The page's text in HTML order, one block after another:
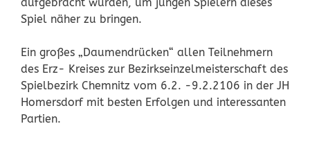
Spiel näher zu bringen.
Ein großes „Daumendrücken“ allen Teilnehmern
des Erz- Kreises zur Bezirkseinzelmeisterschaft des
Spielbezirk Chemnitz vom 6.2. -9.2.2106 in der JH
Homersdorf mit besten Erfolgen und interessanten
Partien.